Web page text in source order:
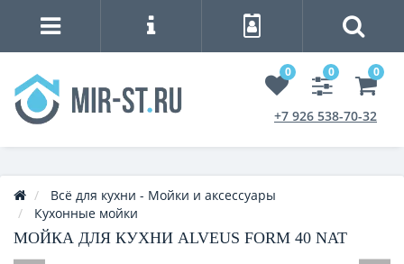
0 0 0
+7 926 538-70-32
Всё для кухни - Мойки и аксессуары
Кухонные мойки
МОЙКА ДЛЯ КУХНИ ALVEUS FORM 40 NAT